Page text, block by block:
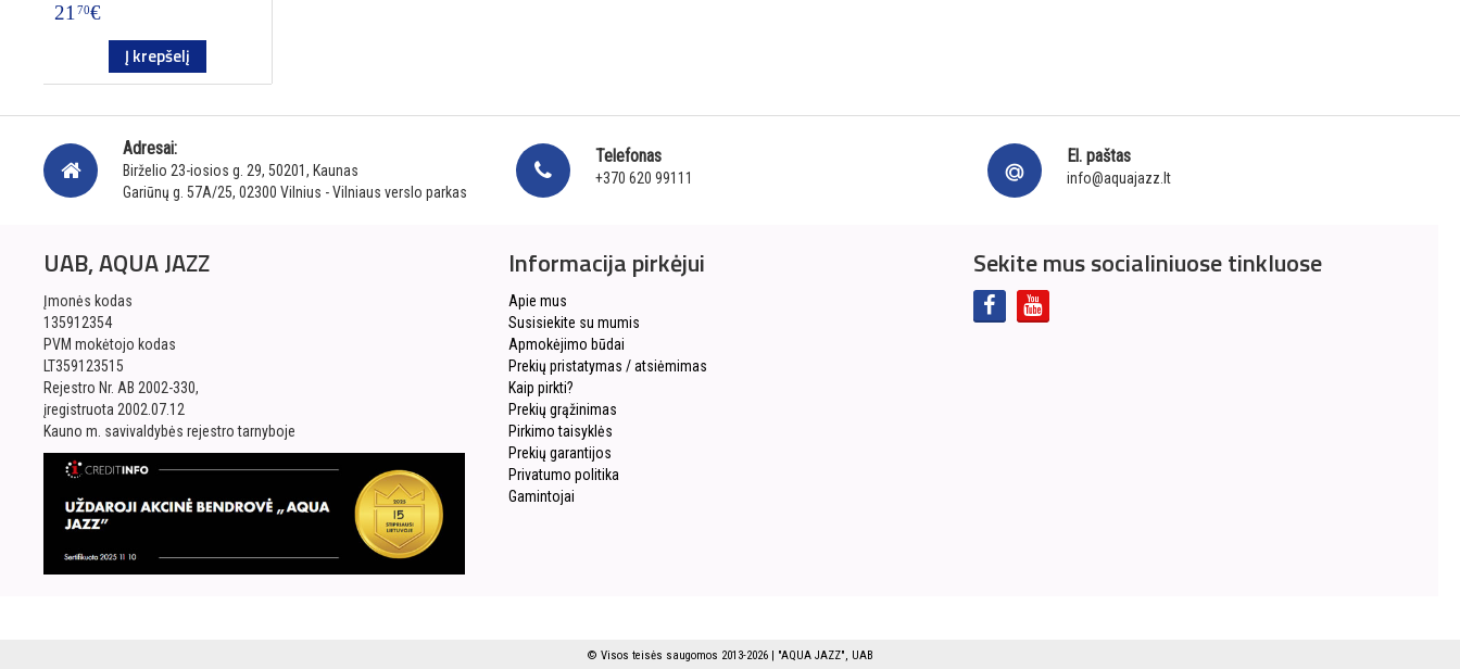
2170€
Į krepšelį
Adresai:
Birželio 23-iosios g. 29, 50201, Kaunas
Gariūnų g. 57A/25, 02300 Vilnius - Vilniaus verslo parkas
Telefonas
+370 620 99111
El. paštas
info@aquajazz.lt
UAB, AQUA JAZZ
Įmonės kodas
135912354
PVM mokėtojo kodas
LT359123515
Rejestro Nr. AB 2002-330,
įregistruota 2002.07.12
Kauno m. savivaldybės rejestro tarnyboje
Informacija pirkėjui
Apie mus
Susisiekite su mumis
Apmokėjimo būdai
Prekių pristatymas / atsiėmimas
Kaip pirkti?
Prekių grąžinimas
Pirkimo taisyklės
Prekių garantijos
Privatumo politika
Gamintojai
Sekite mus socialiniuose tinkluose
© Visos teisės saugomos 2013-2026 | "AQUA JAZZ", UAB